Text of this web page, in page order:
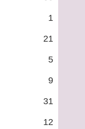
1
21
5
9
31
12